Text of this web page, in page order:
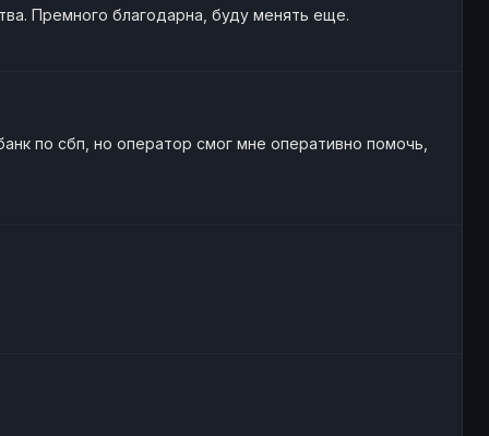
Премного благодарнa, буду менять еще.
по сбп, но оператор смог мне оперативно помочь,